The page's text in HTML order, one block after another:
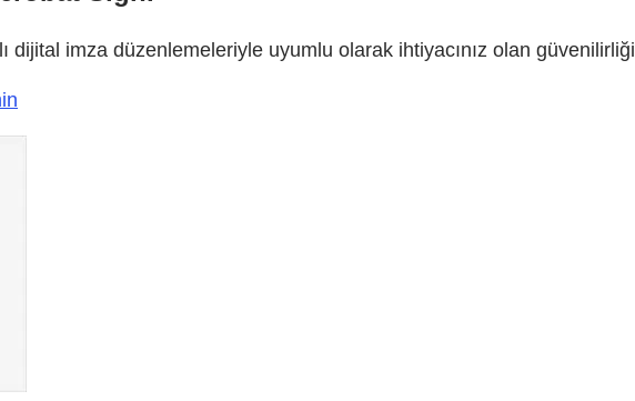
imza düzenlemeleriyle uyumlu olarak ihtiyacınız olan